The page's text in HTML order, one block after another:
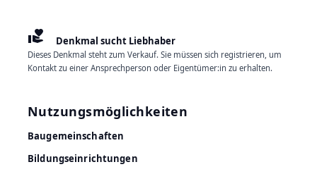
volunteer_activism Denkmal sucht Liebhaber
Dieses Denkmal steht zum Verkauf. Sie müssen sich registrieren, um
Kontakt zu einer Ansprechperson oder Eigentümer:in zu erhalten.
Nutzungsmöglichkeiten
Baugemeinschaften
Bildungseinrichtungen